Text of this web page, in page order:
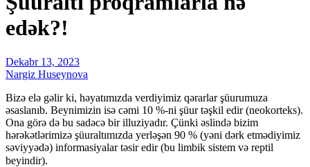
edək?!
Dekabr 13, 2023
Nargiz Huseynova
Bizə elə gəlir ki, həyatımızda verdiyimiz qərarlar şüurumuza
əsaslanıb. Beynimizin isə cəmi 10 %-ni şüur təşkil edir (neokorteks).
Ona görə də bu sadəcə bir illuziyadır. Çünki əslində bizim
hərəkətlərimizə şüuraltımızda yerləşən 90 % (yəni dərk etmədiyimiz
səviyyədə) informasiyalar təsir edir (bu limbik sistem və reptil
beyindir).⠀